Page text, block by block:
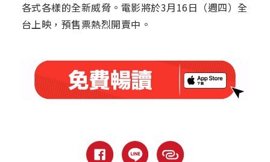
各式各樣的全新威脅。電影將於3月16日（週四）全
台上映，預售票熱烈開賣中。